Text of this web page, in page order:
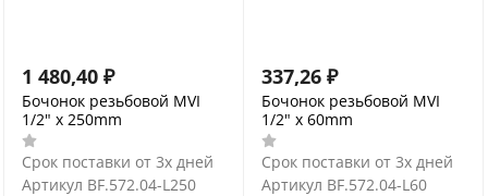
1 480,40 ₽
Бочонок резьбовой MVI
1/2" x 250mm
Срок поставки от 3х дней
Артикул BF.572.04-L250
337,26 ₽
Бочонок резьбовой MVI
1/2" x 60mm
Срок поставки от 3х дней
Артикул BF.572.04-L60